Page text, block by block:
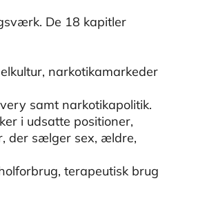
De 18 kapitler
narkotikamarkeder
samt narkotikapolitik.
i udsatte positioner,
der sælger sex, ældre,
terapeutisk brug